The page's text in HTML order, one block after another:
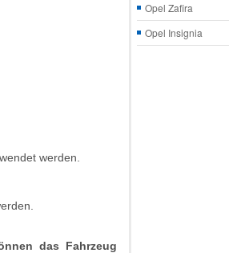
werden.
das Fahrzeug
Opel Zafira
Opel Insignia